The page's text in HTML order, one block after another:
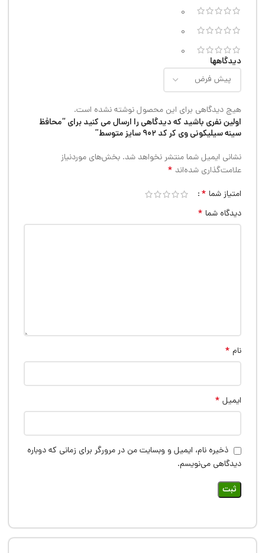
0
0
0
دیدگاهها
هیچ دیدگاهی برای این محصول نوشته نشده است.
اولین نفری باشید که دیدگاهی را ارسال می کنید برای “محافظ
سینه سیلیکونی وی کر کد ۹۰۲ سایز متوسط”
نشانی ایمیل شما منتشر نخواهد شد. بخش‌های موردنیاز
علامت‌گذاری شده‌اند *
امتیاز شما *
دیدگاه شما *
نام *
ایمیل *
ذخیره نام، ایمیل و وبسایت من در مرورگر برای زمانی که دوباره
دیدگاهی می‌نویسم.